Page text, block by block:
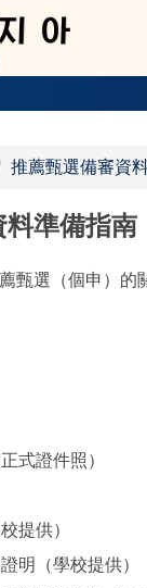
推薦甄選備審資
準備指南
甄選（個申）的
式證件照）
提供）
明（學校提供）